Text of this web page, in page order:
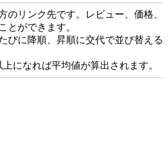
のリンク先です。レビュー、価格、
とができます。
びに降順、昇順に交代で並び替える
になれば平均値が算出されます。